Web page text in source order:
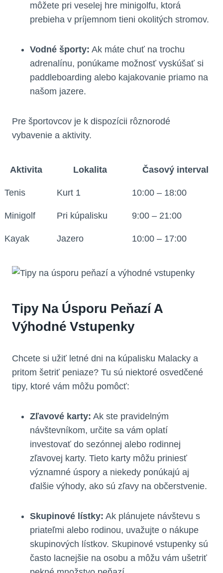
môžete pri veselej hre minigolfu, ktorá
prebieha v príjemnom tieni okolitých stromov.
Vodné športy: Ak máte chuť na trochu
adrenalínu, ponúkame možnosť vyskúšať si
paddleboarding alebo kajakovanie priamo na
našom jazere.
Pre športovcov je k dispozícii rôznorodé
vybavenie a aktivity.
Aktivita Lokalita Časový interval
Tenis Kurt 1 10:00 – 18:00
Minigolf Pri kúpalisku 9:00 – 21:00
Kayak Jazero 10:00 – 17:00
Tipy Na Úsporu Peňazí A
Výhodné Vstupenky
Chcete si užiť letné dni na kúpalisku Malacky a
pritom šetriť peniaze? Tu sú niektoré osvedčené
tipy, ktoré vám môžu pomôcť:
Zľavové karty: Ak ste pravidelným
návštevníkom, určite sa vám oplatí
investovať do sezónnej alebo rodinnej
zľavovej karty. Tieto karty môžu priniesť
významné úspory a niekedy ponúkajú aj
ďalšie výhody, ako sú zľavy na občerstvenie.
Skupinové lístky: Ak plánujete návštevu s
priateľmi alebo rodinou, uvažujte o nákupe
skupinových lístkov. Skupinové vstupenky sú
často lacnejšie na osobu a môžu vám ušetriť